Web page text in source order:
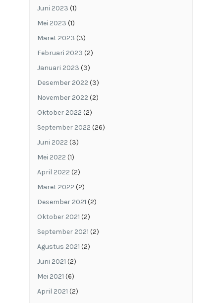
Juni 2023 (1)
Mei 2023 (1)
Maret 2023 (3)
Februari 2023 (2)
Januari 2023 (3)
Desember 2022 (3)
November 2022 (2)
Oktober 2022 (2)
September 2022 (26)
Juni 2022 (3)
Mei 2022 (1)
April 2022 (2)
Maret 2022 (2)
Desember 2021 (2)
Oktober 2021 (2)
September 2021 (2)
Agustus 2021 (2)
Juni 2021 (2)
Mei 2021 (6)
April 2021 (2)